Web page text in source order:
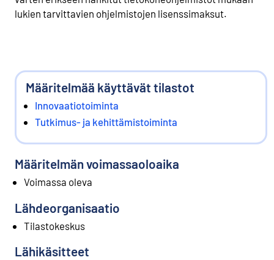
lukien tarvittavien ohjelmistojen lisenssimaksut.
Määritelmää käyttävät tilastot
Innovaatiotoiminta
Tutkimus- ja kehittämistoiminta
Määritelmän voimassaoloaika
Voimassa oleva
Lähdeorganisaatio
Tilastokeskus
Lähikäsitteet